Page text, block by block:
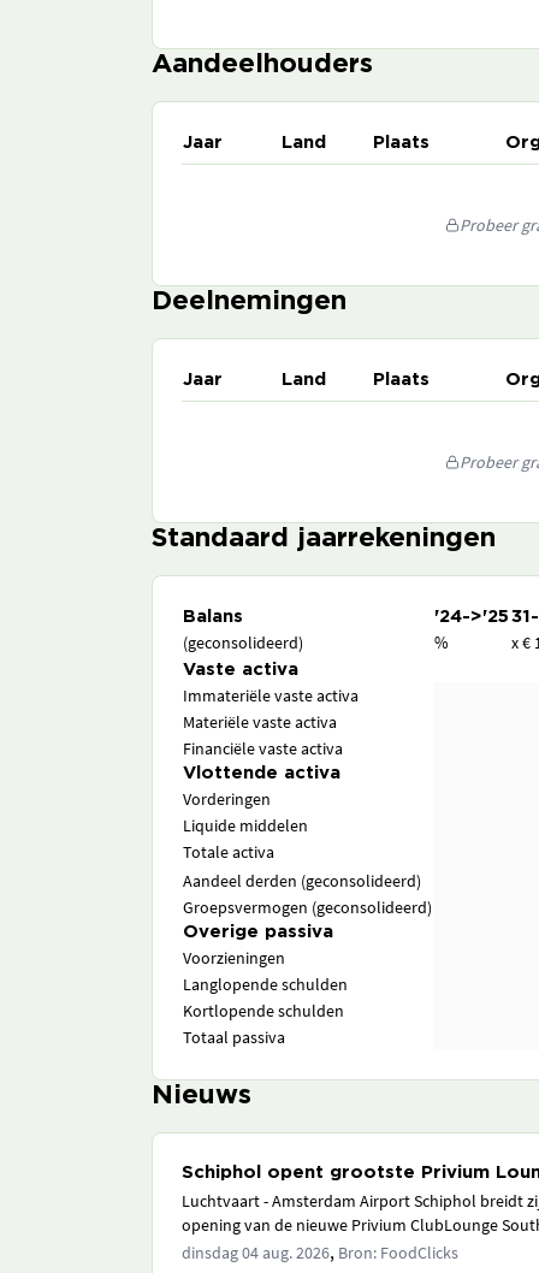
Aandeelhouders
Jaar Land Plaats
Probeer
Deelnemingen
Jaar Land Plaats
Probeer
Standaard jaarrekeningen
Balans '24->'25
(geconsolideerd) % x €
Vaste activa
Immateriële vaste activa
Materiële vaste activa
Financiële vaste activa
Vlottende activa
Vorderingen
Liquide middelen
Totale activa
Aandeel derden (geconsolideerd)
Groepsvermogen (geconsolideerd)
Overige passiva
Voorzieningen
Langlopende schulden
Kortlopende schulden
Totaal passiva
Nieuws
Schiphol opent grootste Privium
Luchtvaart - Amsterdam Airport Schiphol breidt
opening van de nieuwe Privium ClubLounge
dinsdag 04 aug. 2026, Bron: FoodClicks